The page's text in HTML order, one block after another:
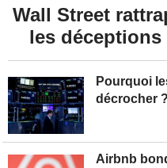
Pourquoi
décrocher ?
Airbnb
Wall Street
les